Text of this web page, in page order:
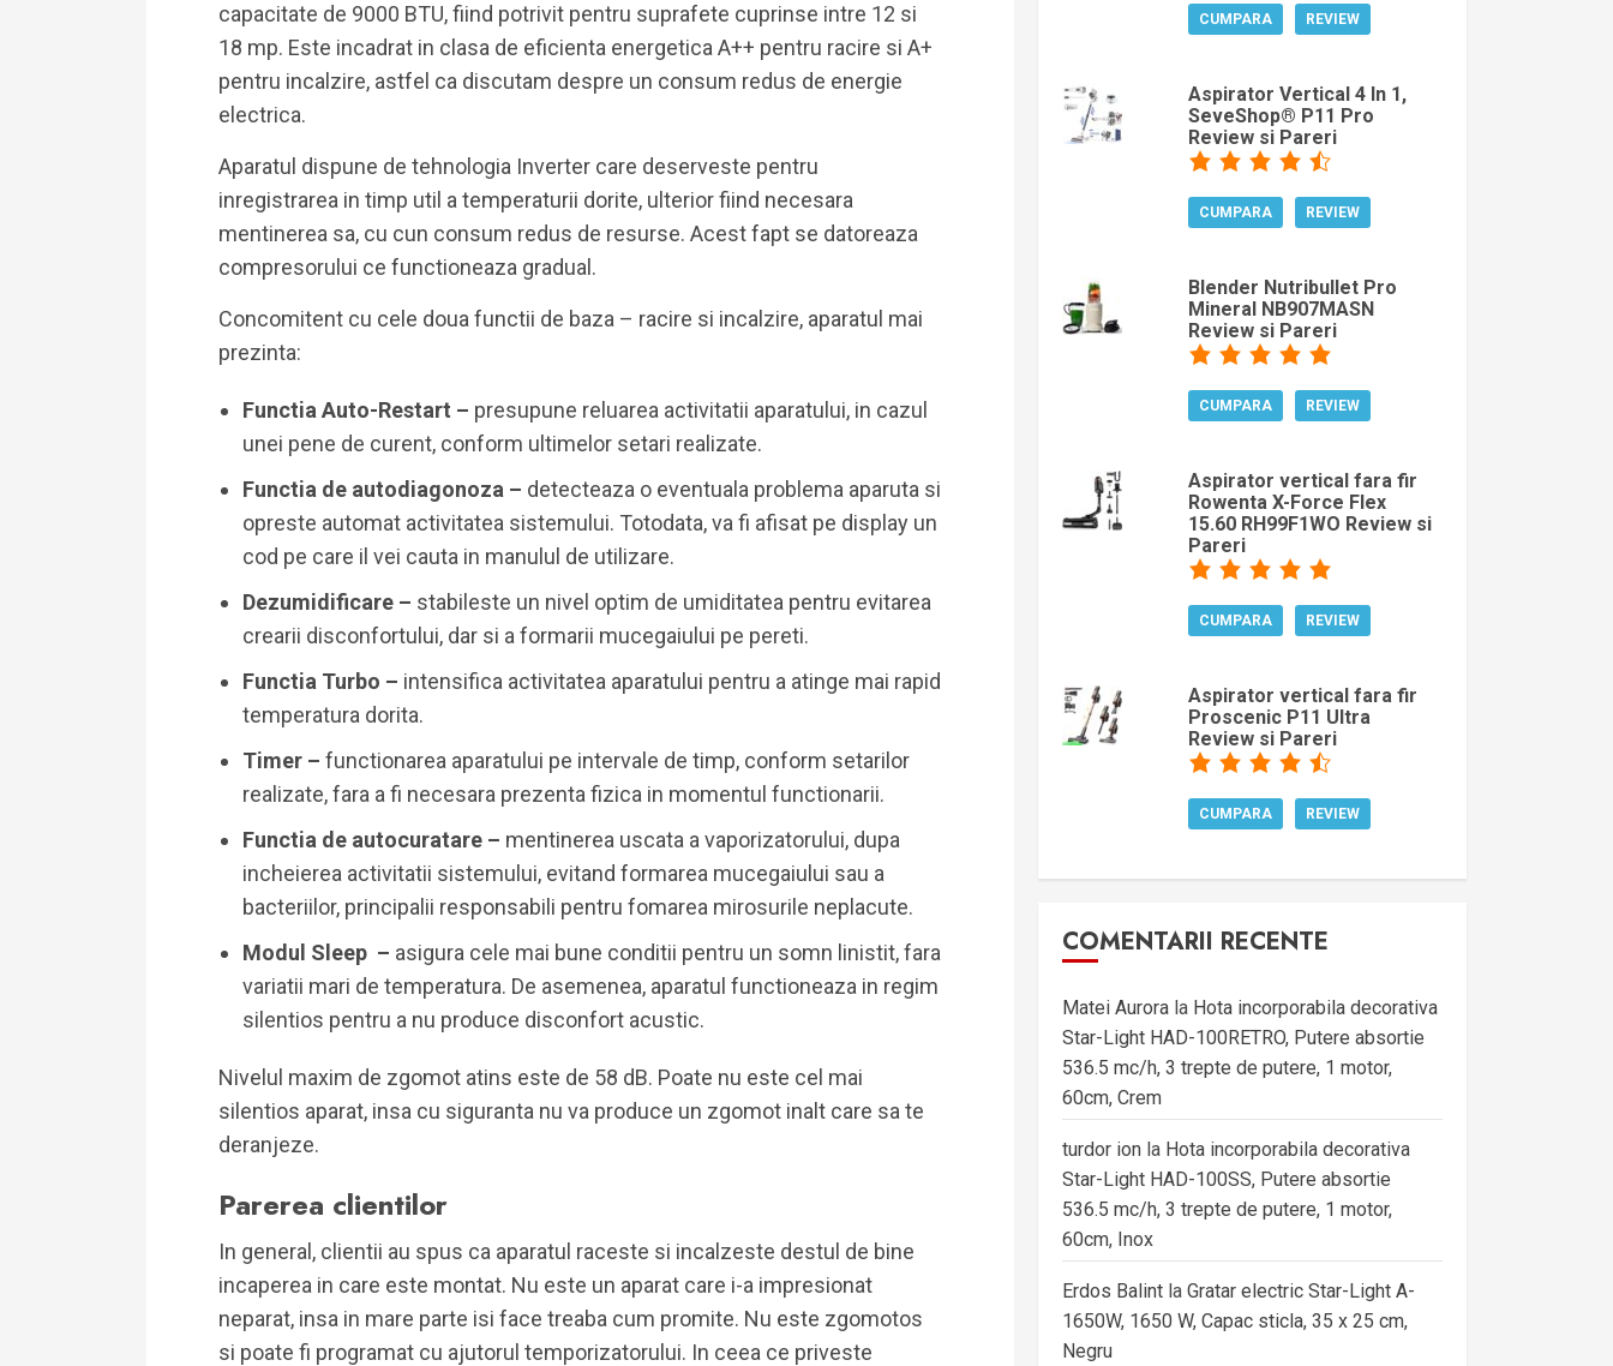
capacitate de 9000 BTU, fiind potrivit pentru suprafete cuprinse intre 12 si
18 mp. Este incadrat in clasa de eficienta energetica A++ pentru racire si A+
pentru incalzire, astfel ca discutam despre un consum redus de energie
electrica.
Aparatul dispune de tehnologia Inverter care deserveste pentru
inregistrarea in timp util a temperaturii dorite, ulterior fiind necesara
mentinerea sa, cu cun consum redus de resurse. Acest fapt se datoreaza
compresorului ce functioneaza gradual.
Concomitent cu cele doua functii de baza – racire si incalzire, aparatul mai
prezinta:
Functia Auto-Restart – presupune reluarea activitatii aparatului, in cazul
unei pene de curent, conform ultimelor setari realizate.
Functia de autodiagonoza – detecteaza o eventuala problema aparuta si
opreste automat activitatea sistemului. Totodata, va fi afisat pe display un
cod pe care il vei cauta in manulul de utilizare.
Dezumidificare – stabileste un nivel optim de umiditatea pentru evitarea
crearii disconfortului, dar si a formarii mucegaiului pe pereti.
Functia Turbo – intensifica activitatea aparatului pentru a atinge mai rapid
temperatura dorita.
Timer – functionarea aparatului pe intervale de timp, conform setarilor
realizate, fara a fi necesara prezenta fizica in momentul functionarii.
Functia de autocuratare – mentinerea uscata a vaporizatorului, dupa
incheierea activitatii sistemului, evitand formarea mucegaiului sau a
bacteriilor, principalii responsabili pentru fomarea mirosurile neplacute.
Modul Sleep – asigura cele mai bune conditii pentru un somn linistit, fara
variatii mari de temperatura. De asemenea, aparatul functioneaza in regim
silentios pentru a nu produce disconfort acustic.
Nivelul maxim de zgomot atins este de 58 dB. Poate nu este cel mai
silentios aparat, insa cu siguranta nu va produce un zgomot inalt care sa te
deranjeze.
Parerea clientilor
In general, clientii au spus ca aparatul raceste si incalzeste destul de bine
incaperea in care este montat. Nu este un aparat care i-a impresionat
neparat, insa in mare parte isi face treaba cum promite. Nu este zgomotos
si poate fi programat cu ajutorul temporizatorului. In ceea ce priveste
CUMPARA REVIEW
Aspirator Vertical 4 In 1,
SeveShop® P11 Pro
Review si Pareri
CUMPARA REVIEW
Blender Nutribullet Pro
Mineral NB907MASN
Review si Pareri
CUMPARA REVIEW
Aspirator vertical fara fir
Rowenta X-Force Flex
15.60 RH99F1WO Review si
Pareri
CUMPARA REVIEW
Aspirator vertical fara fir
Proscenic P11 Ultra
Review si Pareri
CUMPARA REVIEW
COMENTARII RECENTE
Matei Aurora la Hota incorporabila decorativa
Star-Light HAD-100RETRO, Putere absortie
536.5 mc/h, 3 trepte de putere, 1 motor,
60cm, Crem
turdor ion la Hota incorporabila decorativa
Star-Light HAD-100SS, Putere absortie
536.5 mc/h, 3 trepte de putere, 1 motor,
60cm, Inox
Erdos Balint laGratar electric Star-Light A-
1650W, 1650 W, Capac sticla, 35 x 25 cm,
Negru